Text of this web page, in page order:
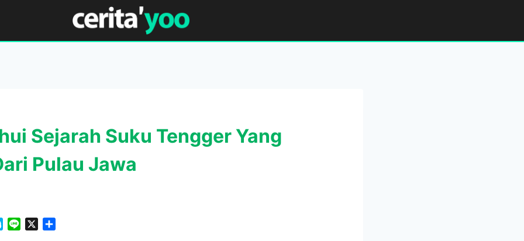
Sejarah Suku Tengger Yang
Pulau Jawa